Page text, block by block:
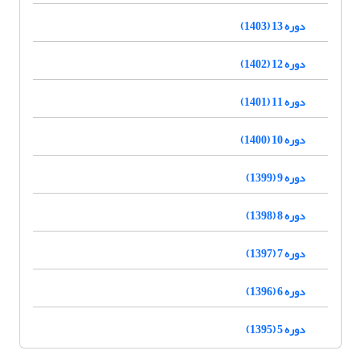
دوره 13 (1403)
دوره 12 (1402)
دوره 11 (1401)
دوره 10 (1400)
دوره 9 (1399)
دوره 8 (1398)
دوره 7 (1397)
دوره 6 (1396)
دوره 5 (1395)